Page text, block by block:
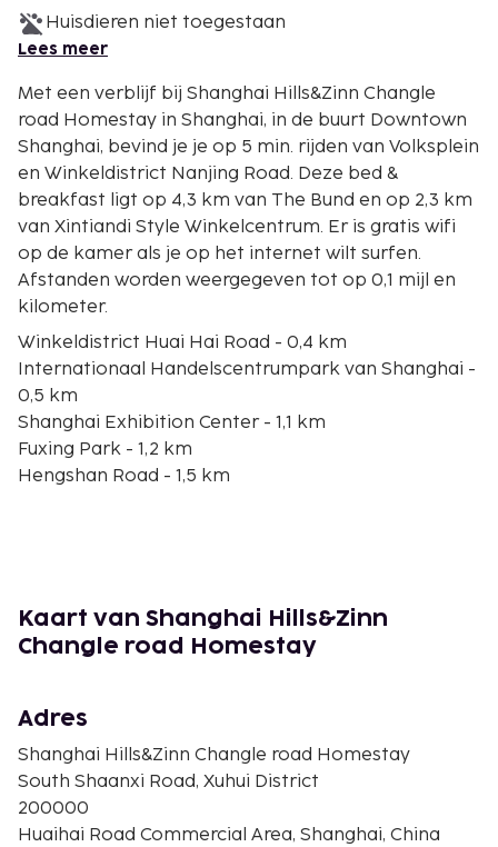
Huisdieren niet toegestaan
Lees meer
Met een verblijf bij Shanghai Hills&Zinn Changle
road Homestay in Shanghai, in de buurt Downtown
Shanghai, bevind je je op 5 min. rijden van Volksplein
en Winkeldistrict Nanjing Road. Deze bed &
breakfast ligt op 4,3 km van The Bund en op 2,3 km
van Xintiandi Style Winkelcentrum. Er is gratis wifi
op de kamer als je op het internet wilt surfen.
Afstanden worden weergegeven tot op 0,1 mijl en
kilometer.
Winkeldistrict Huai Hai Road - 0,4 km
Internationaal Handelscentrumpark van Shanghai -
0,5 km
Shanghai Exhibition Center - 1,1 km
Fuxing Park - 1,2 km
Hengshan Road - 1,5 km
Jing An Kerry Centre - 2 km
Xintiandi Style Winkelcentrum - 2 km
Jing An-park - 2 km
Volksplein - 2,2 km
Shanghai Grand Theatre - 2,2 km
De dichtstbijgelegen grootste luchthavens zijn:
Hongqiao International Airport (SHA) - 17,7 km
Pudong International Airport (PVG) - 49 km
Kaart van Shanghai Hills&Zinn
Changle road Homestay
Adres
Shanghai Hills&Zinn Changle road Homestay
South Shaanxi Road, Xuhui District
200000
Huaihai Road Commercial Area, Shanghai, China